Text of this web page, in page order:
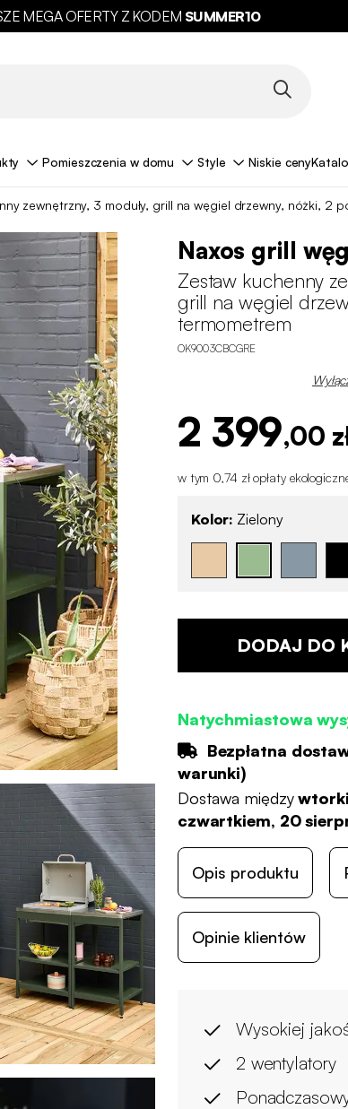
MEGA OFERTY Z KODEM SUMMER10
Pomieszczenia w domu Style Niskie ceny
zewnętrzny, 3 moduły, grill na węgiel drzewny, nóżki, 2
Naxos grill
Zestaw kuchenny
grill na węgiel
termometrem
OK9003CBCGRE
2 399,00
w tym 0,74 zł opłaty
Kolor: Zielony
DODAJ DO
Natychmiastowa
Bezpłatna
warunki)
Dostawa między
czwartkiem, 20
Opis produktu
Opinie klientów
Wysokiej
2 wentylatory